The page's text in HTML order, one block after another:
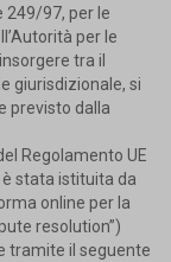
249/97, per le
per le
tra il
giurisdizionale, si
previsto dalla
Regolamento UE
è stata istituita da
online per la
resolution”)
tramite il seguente